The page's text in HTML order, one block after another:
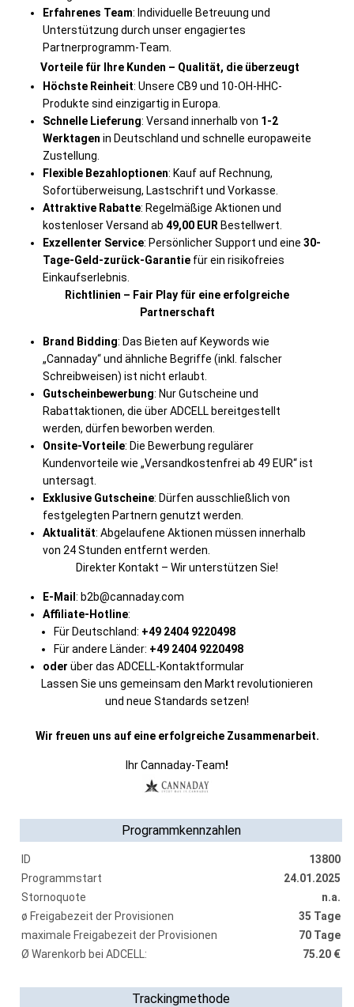
Erfahrenes Team: Individuelle Betreuung und
Unterstützung durch unser engagiertes
Partnerprogramm-Team.
Vorteile für Ihre Kunden – Qualität, die überzeugt
Höchste Reinheit: Unsere CB9 und 10-OH-HHC-
Produkte sind einzigartig in Europa.
Schnelle Lieferung: Versand innerhalb von 1-2
Werktagen in Deutschland und schnelle europaweite
Zustellung.
Flexible Bezahloptionen: Kauf auf Rechnung,
Sofortüberweisung, Lastschrift und Vorkasse.
Attraktive Rabatte: Regelmäßige Aktionen und
kostenloser Versand ab 49,00 EUR Bestellwert.
Exzellenter Service: Persönlicher Support und eine 30-
Tage-Geld-zurück-Garantie für ein risikofreies
Einkaufserlebnis.
Richtlinien – Fair Play für eine erfolgreiche
Partnerschaft
Brand Bidding: Das Bieten auf Keywords wie
„Cannaday“ und ähnliche Begriffe (inkl. falscher
Schreibweisen) ist nicht erlaubt.
Gutscheinbewerbung: Nur Gutscheine und
Rabattaktionen, die über ADCELL bereitgestellt
werden, dürfen beworben werden.
Onsite-Vorteile: Die Bewerbung regulärer
Kundenvorteile wie „Versandkostenfrei ab 49 EUR“ ist
untersagt.
Exklusive Gutscheine: Dürfen ausschließlich von
festgelegten Partnern genutzt werden.
Aktualität: Abgelaufene Aktionen müssen innerhalb
von 24 Stunden entfernt werden.
Direkter Kontakt – Wir unterstützen Sie!
E-Mail : b2b@cannaday.com
Affiliate-Hotline:
Für Deutschland: +49 2404 9220498
Für andere Länder: +49 2404 9220498
oder über das ADCELL-Kontaktformular
Lassen Sie uns gemeinsam den Markt revolutionieren
und neue Standards setzen!
Wir freuen uns auf eine erfolgreiche Zusammenarbeit.
Ihr Cannaday-Team!
Programmkennzahlen
ID
13800
Programmstart
24.01.2025
Stornoquote
n.a.
ø Freigabezeit der Provisionen
35 Tage
maximale Freigabezeit der Provisionen
70 Tage
Ø Warenkorb bei ADCELL:
75.20 €
Trackingmethode